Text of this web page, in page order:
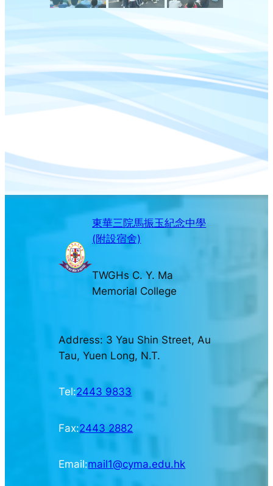
東華三院馬振玉紀念中學
(附設宿舍)
TWGHs C. Y. Ma
Memorial College
Address: 3 Yau Shin Street, Au
Tau, Yuen Long, N.T.
Tel:2443 9833
Fax:2443 2882
Email:mail1@cyma.edu.hk